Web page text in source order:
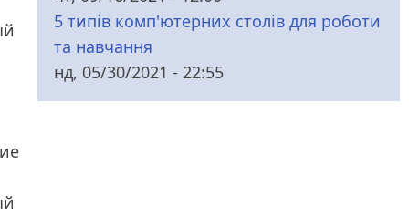
5 типів комп'ютерних столів для роботи
та навчання
нд, 05/30/2021 - 22:55